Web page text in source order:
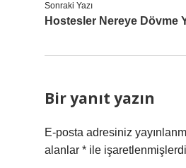
Sonraki Yazı
Hostesler Nereye Dövme
Bir yanıt yazın
E-posta adresiniz
alanlar * ile